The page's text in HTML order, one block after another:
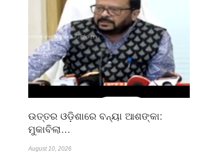
ଉତ୍ତର ଓଡ଼ିଶାରେ ବନ୍ୟା ଆଶଙ୍କା:
ମୁକାବିଲା…
August 10, 2026